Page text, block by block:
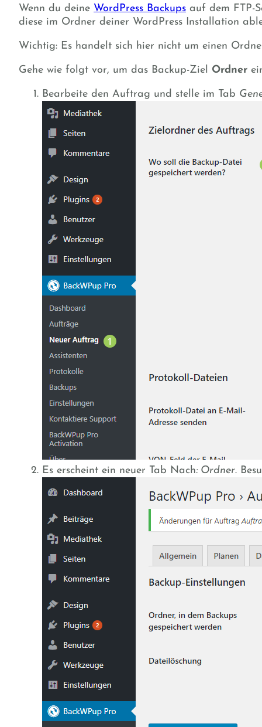
Wenn du deine WordPress Backups auf dem FTP-
diese im Ordner deiner WordPress Installation
Wichtig: Es handelt sich hier nicht um einen
Gehe wie folgt vor, um das Backup-Ziel Ordner
Bearbeite den Auftrag und stelle im Tab
Es erscheint ein neuer Tab Nach: Ordner.